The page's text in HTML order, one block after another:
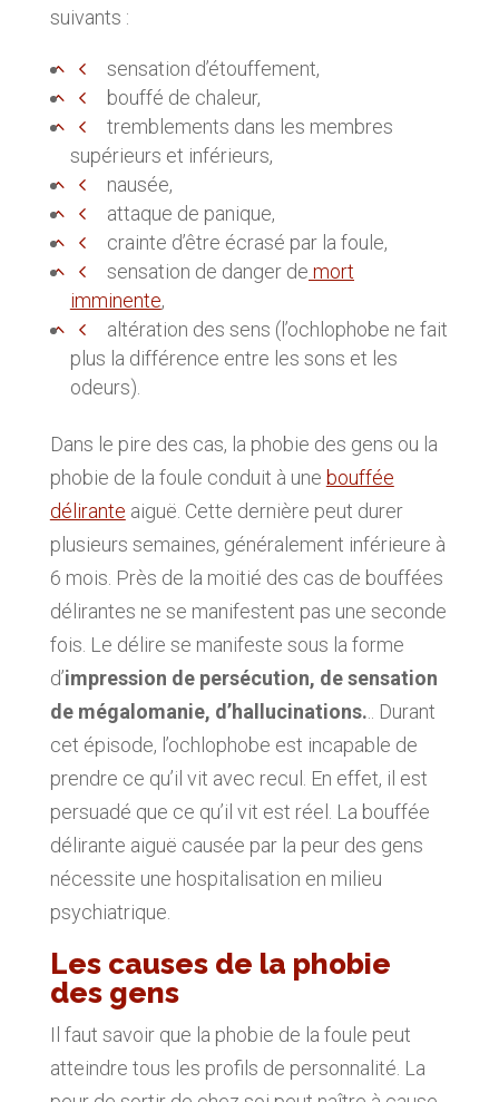
suivants :
sensation d’étouffement,
bouffé de chaleur,
tremblements dans les membres
supérieurs et inférieurs,
nausée,
attaque de panique,
crainte d’être écrasé par la foule,
sensation de danger de mort
imminente,
altération des sens (l’ochlophobe ne fait
plus la différence entre les sons et les
odeurs).
Dans le pire des cas, la phobie des gens ou la
phobie de la foule conduit à une bouffée
délirante aiguë. Cette dernière peut durer
plusieurs semaines, généralement inférieure à
6 mois. Près de la moitié des cas de bouffées
délirantes ne se manifestent pas une seconde
fois. Le délire se manifeste sous la forme
d’impression de persécution, de sensation
de mégalomanie, d’hallucinations... Durant
cet épisode, l’ochlophobe est incapable de
prendre ce qu’il vit avec recul. En effet, il est
persuadé que ce qu’il vit est réel. La bouffée
délirante aiguë causée par la peur des gens
nécessite une hospitalisation en milieu
psychiatrique.
Les causes de la phobie
des gens
Il faut savoir que la phobie de la foule peut
atteindre tous les profils de personnalité. La